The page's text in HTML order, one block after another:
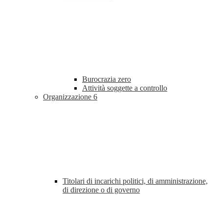
Burocrazia zero
Attività soggette a controllo
Organizzazione 6
Titolari di incarichi politici, di amministrazione,
di direzione o di governo